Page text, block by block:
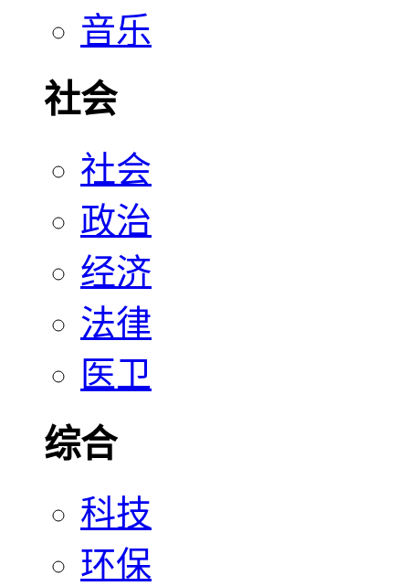
音乐
社会
社会
政治
经济
法律
医卫
综合
科技
环保